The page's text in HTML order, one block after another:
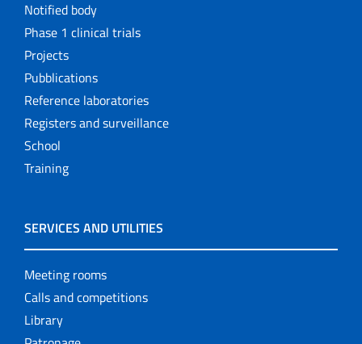
Notified body
Phase 1 clinical trials
Projects
Pubblications
Reference laboratories
Registers and surveillance
School
Training
SERVICES AND UTILITIES
Meeting rooms
Calls and competitions
Library